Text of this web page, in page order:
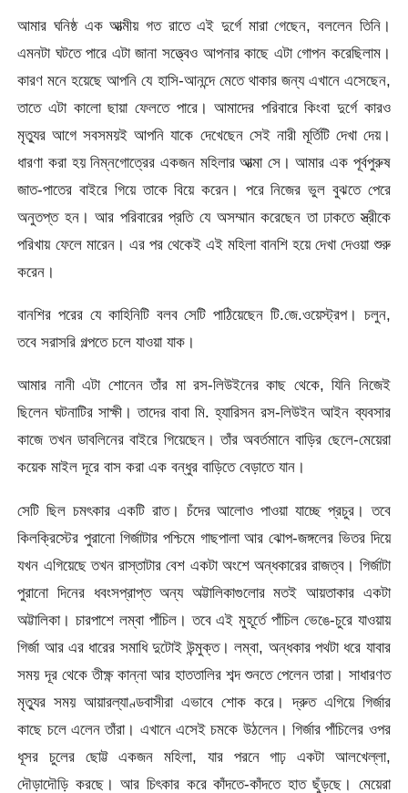
আমার ঘনিষ্ঠ এক আত্মীয় গত রাতে এই দুর্গে মারা গেছেন, বললেন তিনি।
এমনটা ঘটতে পারে এটা জানা সত্ত্বেও আপনার কাছে এটা গোপন করেছিলাম।
কারণ মনে হয়েছে আপনি যে হাসি-আনন্দে মেতে থাকার জন্য এখানে এসেছেন,
তাতে এটা কালো ছায়া ফেলতে পারে। আমাদের পরিবারে কিংবা দুর্গে কারও
মৃত্যুর আগে সবসময়ই আপনি যাকে দেখেছেন সেই নারী মূর্তিটি দেখা দেয়।
ধারণা করা হয় নিম্নগোত্রের একজন মহিলার আত্মা সে। আমার এক পূর্বপুরুষ
জাত-পাতের বাইরে গিয়ে তাকে বিয়ে করেন। পরে নিজের ভুল বুঝতে পেরে
অনুতপ্ত হন। আর পরিবারের প্রতি যে অসম্মান করেছেন তা ঢাকতে স্ত্রীকে
পরিখায় ফেলে মারেন। এর পর থেকেই এই মহিলা বানশি হয়ে দেখা দেওয়া শুরু
করেন।
বানশির পরের যে কাহিনিটি বলব সেটি পাঠিয়েছেন টি.জে.ওয়েস্ট্রপ। চলুন,
তবে সরাসরি গল্পতে চলে যাওয়া যাক।
আমার নানী এটা শোনেন তাঁর মা রস-লিউইনের কাছ থেকে, যিনি নিজেই
ছিলেন ঘটনাটির সাক্ষী। তাদের বাবা মি. হ্যারিসন রস-লিউইন আইন ব্যবসার
কাজে তখন ডাবলিনের বাইরে গিয়েছেন। তাঁর অবর্তমানে বাড়ির ছেলে-মেয়েরা
কয়েক মাইল দূরে বাস করা এক বন্ধুর বাড়িতে বেড়াতে যান।
সেটি ছিল চমৎকার একটি রাত। চঁদের আলোও পাওয়া যাচ্ছে প্রচুর। তবে
কিলক্রিস্টের পুরানো গির্জাটার পশ্চিমে গাছপালা আর ঝোপ-জঙ্গলের ভিতর দিয়ে
যখন এগিয়েছে তখন রাস্তাটার বেশ একটা অংশে অন্ধকারের রাজত্ব। গির্জাটা
পুরানো দিনের ধবংসপ্রাপ্ত অন্য অট্টালিকাগুলোর মতই আয়তাকার একটা
অট্টালিকা। চারপাশে লম্বা পাঁচিল। তবে এই মুহূর্তে পাঁচিল ভেঙে-চুরে যাওয়ায়
গির্জা আর এর ধারের সমাধি দুটোই উন্মুক্ত। লম্বা, অন্ধকার পথটা ধরে যাবার
সময় দূর থেকে তীক্ষ্ণ কান্না আর হাততালির শব্দ শুনতে পেলেন তারা। সাধারণত
মৃত্যুর সময় আয়ারল্যাণ্ডবাসীরা এভাবে শোক করে। দ্রুত এগিয়ে গির্জার
কাছে চলে এলেন তাঁরা। এখানে এসেই চমকে উঠলেন। গির্জার পাঁচিলের ওপর
ধূসর চুলের ছোট্ট একজন মহিলা, যার পরনে গাঢ় একটা আলখেল্লা,
দৌড়াদৌড়ি করছে। আর চিৎকার করে কাঁদতে-কাঁদতে হাত ছুঁড়ছে। মেয়েরা